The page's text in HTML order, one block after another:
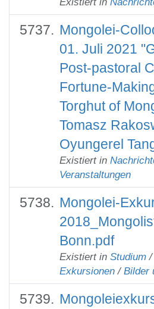
Mongolei-
01. Juli 2021
Post-pastoral
Fortune-
Torghut of
Tomasz
Oyungerel
Existiert in
Veranstaltungen
Mongolei-
Bonn.pdf
Existiert in Studium /
Exkursionen / Bilder